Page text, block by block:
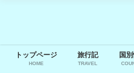
トップページ
HOME
旅行記
TRAVEL
国